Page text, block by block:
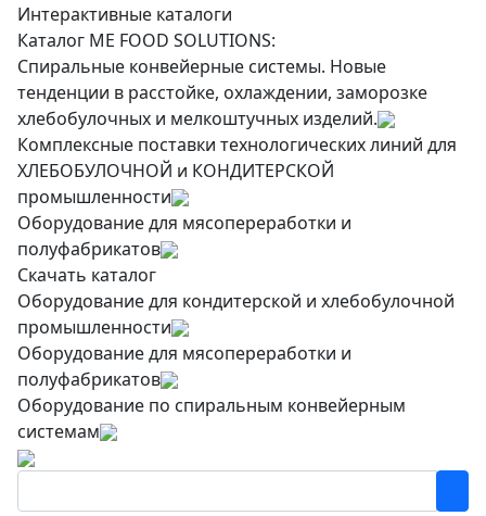
Интерактивные каталоги
Каталог ME FOOD SOLUTIONS:
Спиральные конвейерные системы. Новые
тенденции в расстойке, охлаждении, заморозке
хлебобулочных и мелкоштучных изделий.
Комплексные поставки технологических линий для
ХЛЕБОБУЛОЧНОЙ и КОНДИТЕРСКОЙ
промышленности
Оборудование для мясопереработки и
полуфабрикатов
Скачать каталог
Оборудование для кондитерской и хлебобулочной
промышленности
Оборудование для мясопереработки и
полуфабрикатов
Оборудование по спиральным конвейерным
системам